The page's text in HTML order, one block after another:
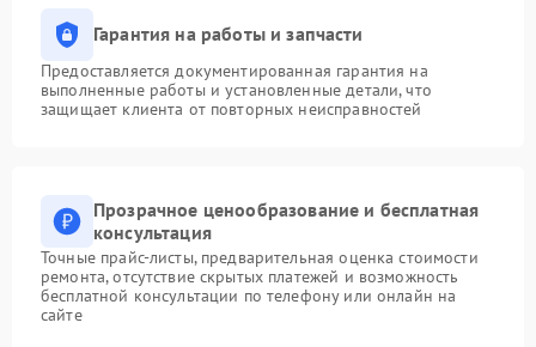
Гарантия на работы и запчасти
Предоставляется документированная гарантия на
выполненные работы и установленные детали, что
защищает клиента от повторных неисправностей
Прозрачное ценообразование и бесплатная
консультация
Точные прайс-листы, предварительная оценка стоимости
ремонта, отсутствие скрытых платежей и возможность
бесплатной консультации по телефону или онлайн на
сайте